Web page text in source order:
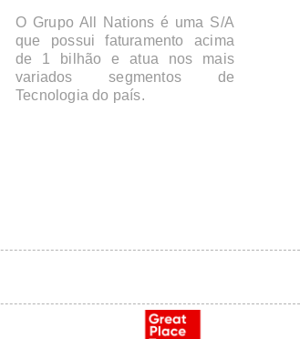
O Grupo All Nations é uma S/A
que possui faturamento acima
de 1 bilhão e atua nos mais
variados segmentos de
Tecnologia do país.